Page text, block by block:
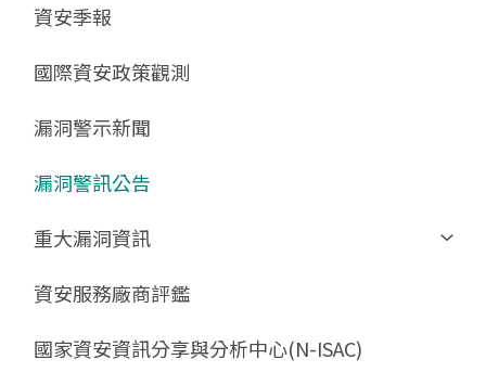
GCB說明文件
GCB部署資源
GCB終止支援
數位影片教材
FAQ
驗證進度
資安季報
國際資安政策觀測
漏洞警示新聞
漏洞警訊公告
重大漏洞資訊
Zerologon
MSHTML
資安服務廠商評鑑
國家資安資訊分享與分析中心(N-ISAC)